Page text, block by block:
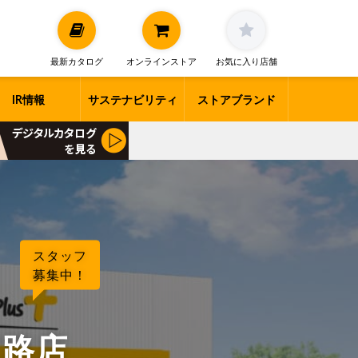
最新カタログ オンラインストア お気に入り店舗
IR情報 サステナビリティ ストアブランド
スタッフ
募集中！
店